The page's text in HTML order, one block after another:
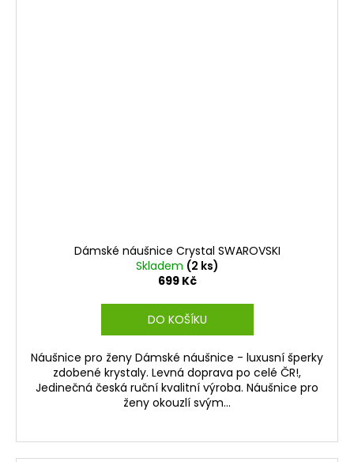
Dámské náušnice Crystal SWAROVSKI
Skladem (2 ks)
699 Kč
DO KOŠÍKU
Náušnice pro ženy Dámské náušnice - luxusní šperky
zdobené krystaly. Levná doprava po celé ČR!,
Jedinečná česká ruční kvalitní výroba. Náušnice pro
ženy okouzlí svým...